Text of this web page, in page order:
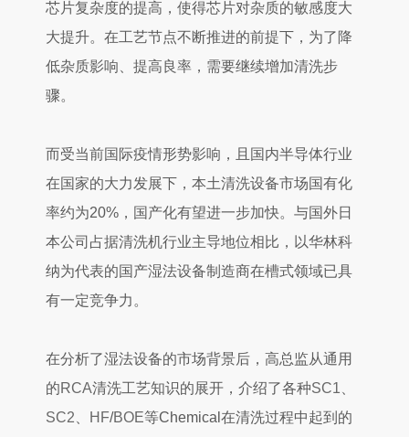
芯片复杂度的提高，使得芯片对杂质的敏感度大
大提升。在工艺节点不断推进的前提下，为了降
低杂质影响、提高良率，需要继续增加清洗步
骤。
而受当前国际疫情形势影响，且国内半导体行业
在国家的大力发展下，本土清洗设备市场国有化
率约为20%，国产化有望进一步加快。与国外日
本公司占据清洗机行业主导地位相比，以华林科
纳为代表的国产湿法设备制造商在槽式领域已具
有一定竞争力。
在分析了湿法设备的市场背景后，高总监从通用
的RCA清洗工艺知识的展开，介绍了各种SC1
SC2
HF/BOE等Chemical在清洗过程中起到的